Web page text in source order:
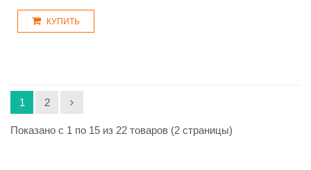
КУПИТЬ
1 2
Показано с 1 по 15 из 22 товаров (2 страницы)